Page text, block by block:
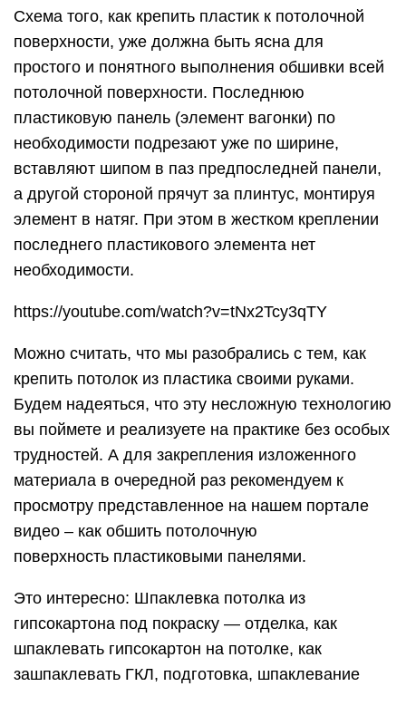
Схема того, как крепить пластик к потолочной
поверхности, уже должна быть ясна для
простого и понятного выполнения обшивки всей
потолочной поверхности. Последнюю
пластиковую панель (элемент вагонки) по
необходимости подрезают уже по ширине,
вставляют шипом в паз предпоследней панели,
а другой стороной прячут за плинтус, монтируя
элемент в натяг. При этом в жестком креплении
последнего пластикового элемента нет
необходимости.
https://youtube.com/watch?v=tNx2Tcy3qTY
Можно считать, что мы разобрались с тем, как
крепить потолок из пластика своими руками.
Будем надеяться, что эту несложную технологию
вы поймете и реализуете на практике без особых
трудностей. А для закрепления изложенного
материала в очередной раз рекомендуем к
просмотру представленное на нашем портале
видео – как обшить потолочную
поверхность пластиковыми панелями.
Это интересно: Шпаклевка потолка из
гипсокартона под покраску — отделка, как
шпаклевать гипсокартон на потолке, как
зашпаклевать ГКЛ, подготовка, шпаклевание